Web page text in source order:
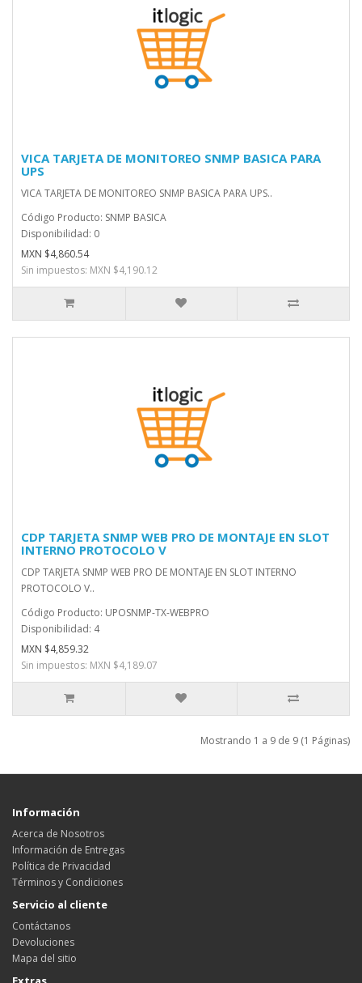
VICA TARJETA DE MONITOREO SNMP BASICA PARA
UPS
VICA TARJETA DE MONITOREO SNMP BASICA PARA UPS..
Código Producto: SNMP BASICA
Disponibilidad: 0
MXN $4,860.54
Sin impuestos: MXN $4,190.12
CDP TARJETA SNMP WEB PRO DE MONTAJE EN SLOT
INTERNO PROTOCOLO V
CDP TARJETA SNMP WEB PRO DE MONTAJE EN SLOT INTERNO
PROTOCOLO V..
Código Producto: UPOSNMP-TX-WEBPRO
Disponibilidad: 4
MXN $4,859.32
Sin impuestos: MXN $4,189.07
Mostrando 1 a 9 de 9 (1 Páginas)
Información
Acerca de Nosotros
Información de Entregas
Política de Privacidad
Términos y Condiciones
Servicio al cliente
Contáctanos
Devoluciones
Mapa del sitio